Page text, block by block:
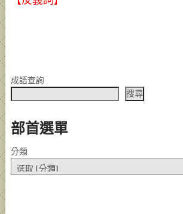
成語查詢
搜尋
部首選單
分類